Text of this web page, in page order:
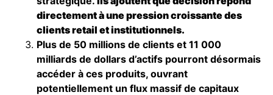
directement à une pression croissante des
clients retail et institutionnels.
Plus de 50 millions de clients et 11 000
milliards de dollars d’actifs pourront désormais
accéder à ces produits, ouvrant
potentiellement un flux massif de capitaux